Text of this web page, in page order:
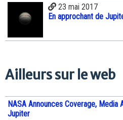
23 mai 2017
En approchant de
Ailleurs sur le web
NASA Announces Coverage,
Jupiter